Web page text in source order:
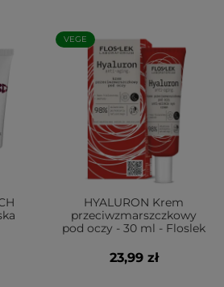
VEGE
HYALURON Krem
przeciwzmarszczkowy
pod oczy - 30 ml - Floslek
23,99 zł